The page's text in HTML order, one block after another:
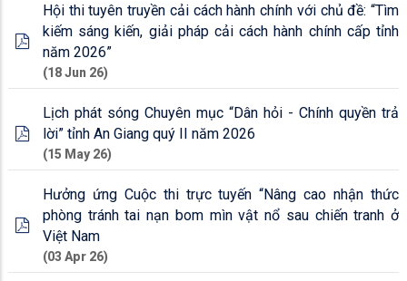
Hội thi tuyên truyền cải cách hành chính với chủ đề: “Tìm
kiếm sáng kiến, giải pháp cải cách hành chính cấp tỉnh
năm 2026”
(18 Jun 26)
Lịch phát sóng Chuyên mục “Dân hỏi - Chính quyền trả
lời” tỉnh An Giang quý II năm 2026
(15 May 26)
Hưởng ứng Cuộc thi trực tuyến “Nâng cao nhận thức
phòng tránh tai nạn bom mìn vật nổ sau chiến tranh ở
Việt Nam
(03 Apr 26)